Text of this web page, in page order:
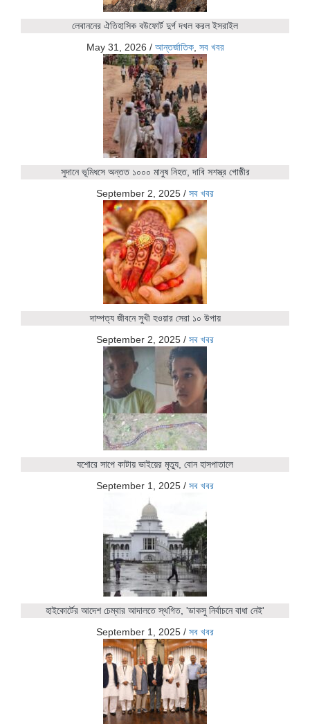
লেবাননের ঐতিহাসিক বউফোর্ট দুর্গ দখল করল ইসরাইল
May 31, 2026 / আন্তর্জাতিক, সব খবর
সুদানে ভূমিধসে অন্তত ১০০০ মানুষ নিহত, দাবি সশস্ত্র গোষ্ঠীর
September 2, 2025 / সব খবর
দাম্পত্য জীবনে সুখী হওয়ার সেরা ১০ উপায়
September 2, 2025 / সব খবর
যশোরে সাপে কাটায় ভাইয়ের মৃত্যু, বোন হাসপাতালে
September 1, 2025 / সব খবর
হাইকোর্টের আদেশ চেম্বার আদালতে স্থগিত, 'ডাকসু নির্বাচনে বাধা নেই'
September 1, 2025 / সব খবর